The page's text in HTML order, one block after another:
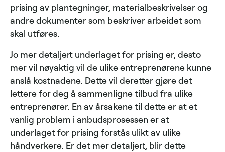
prising av plantegninger, materialbeskrivelser og
andre dokumenter som beskriver arbeidet som
skal utføres.
Jo mer detaljert underlaget for prising er, desto
mer vil nøyaktig vil de ulike entreprenørene kunne
anslå kostnadene. Dette vil deretter gjøre det
lettere for deg å sammenligne tilbud fra ulike
entreprenører. En av årsakene til dette er at et
vanlig problem i anbudsprosessen er at
underlaget for prising forstås ulikt av ulike
håndverkere. Er det mer detaljert, blir dette